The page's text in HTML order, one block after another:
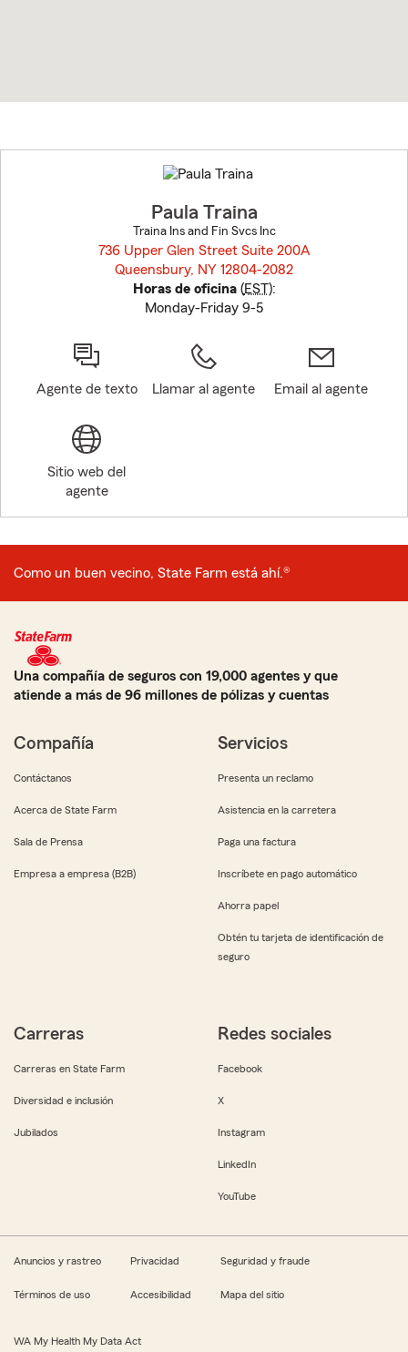
to
before
Paula Traina
Traina Ins and Fin Svcs Inc
736 Upper Glen Street Suite 200A
Queensbury, NY 12804-2082
Horas de oficina(EST):
Monday-Friday 9-5
Agente de texto Llamar al agente Email al agente
Sitio web del
agente
Como un buen vecino, State Farm está ahí.®
Una compañía de seguros con 19,000 agentes y que
atiende a más de 96 millones de pólizas y cuentas
Compañía
Contáctanos
Acerca de State Farm
Sala de Prensa
Empresa a empresa (B2B)
Servicios
Presenta un reclamo
Asistencia en la carretera
Paga una factura
Inscríbete en pago automático
Ahorra papel
Obtén tu tarjeta de identificación de
seguro
Carreras
Carreras en State Farm
Diversidad e inclusión
Jubilados
Redes sociales
Facebook
X
Instagram
LinkedIn
YouTube
Anuncios y rastreo Privacidad Seguridad y fraude
Términos de uso Accesibilidad Mapa del sitio
WA My Health My Data Act